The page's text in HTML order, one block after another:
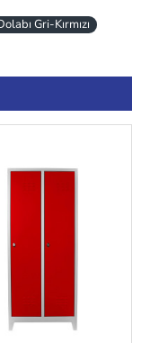
Gri-Kırmızı